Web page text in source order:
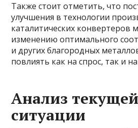
Также стоит отметить, что
улучшения в технологии
каталитических конвертеров
изменению оптимального
и других благородных
повлиять как на спрос, так и
Анализ текущей
ситуации